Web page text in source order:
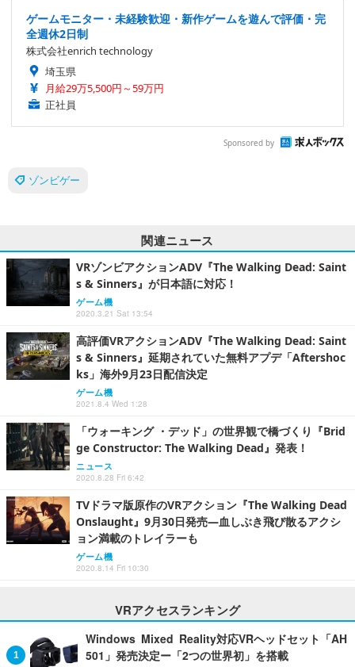
ゲームモニター・未経験歓迎・新作ゲームを遊んで評価・完
全週休2日制
株式会社enrich technology
埼玉県
月給29万5,500円～59万円
正社員
Sponsored by
ゾンビゲー
関連ニュース
VRゾンビアクションADV『The Walking Dead: Saint
s & Sinners』が日本語に対応！
ゲーム機
2020.3.21 Sat 13:54
高評価VRアクションADV『The Walking Dead: Saint
s & Sinners』延期されていた無料アプデ「Aftershoc
ks」海外9月23日配信決定
ゲーム機
2021.8.4 Wed 1:28
「ウォーキング ・デッド」の世界観で橋づくり『Brid
ge Constructor: The Walking Dead』発表！
ニュース
2020.8.28 Fri 6:42
TVドラマ版原作のVRアクション『The Walking Dead
Onslaught』9月30日発売―血しぶき飛び散るアクシ
ョン満載のトレイラーも
ゲーム機
2020.8.14 Fri 10:30
VRアクセスランキング
Windows Mixed Reality対応VRヘッドセット「AH
501」発売決定ー「2つの世界初」を搭載